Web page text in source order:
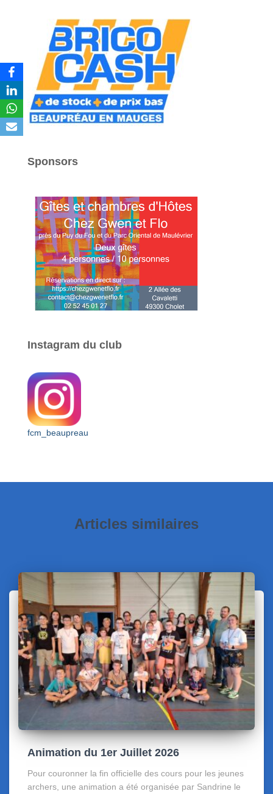
Sponsors
Instagram du club
fcm_beaupreau
Articles similaires
Animation du 1er Juillet 2026
Pour couronner la fin officielle des cours pour les jeunes
archers, une animation a été organisée par Sandrine le